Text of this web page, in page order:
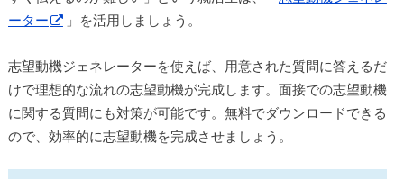
ーター
」を活用しましょう。
志望動機ジェネレーターを使えば、用意された質問に答えるだ
けで理想的な流れの志望動機が完成します。面接での志望動機
に関する質問にも対策が可能です。無料でダウンロードできる
ので、効率的に志望動機を完成させましょう。